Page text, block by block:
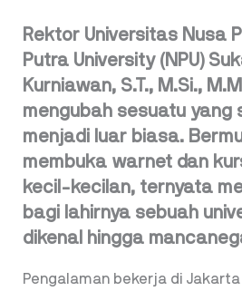
Rektor Universitas Nusa
Putra University (NPU)
Kurniawan, S.T., M.Si.,
mengubah sesuatu yang
menjadi luar biasa.
membuka warnet dan
kecil-kecilan, ternyata
bagi lahirnya sebuah
dikenal hingga
Pengalaman bekerja di